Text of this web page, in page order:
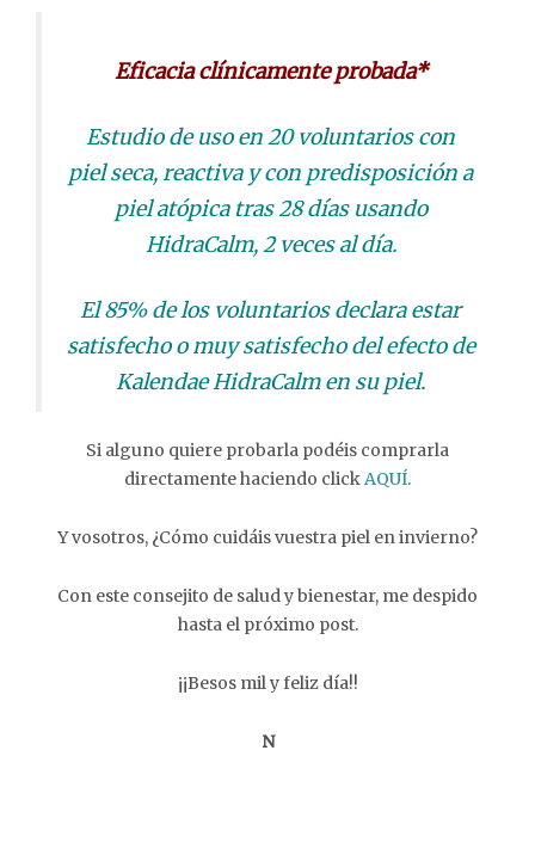
Eficacia clínicamente probada*
Estudio de uso en 20 voluntarios con
piel seca, reactiva y con predisposición a
piel atópica tras 28 días usando
HidraCalm, 2 veces al día.
El 85% de los voluntarios declara estar
satisfecho o muy satisfecho del efecto de
Kalendae HidraCalm en su piel.
Si alguno quiere probarla podéis comprarla
directamente haciendo clickAQUÍ.
Y vosotros, ¿Cómo cuidáis vuestra piel en invierno?
Con este consejito de salud y bienestar, me despido
hasta el próximo post.
¡¡Besos mil y feliz día!!
N